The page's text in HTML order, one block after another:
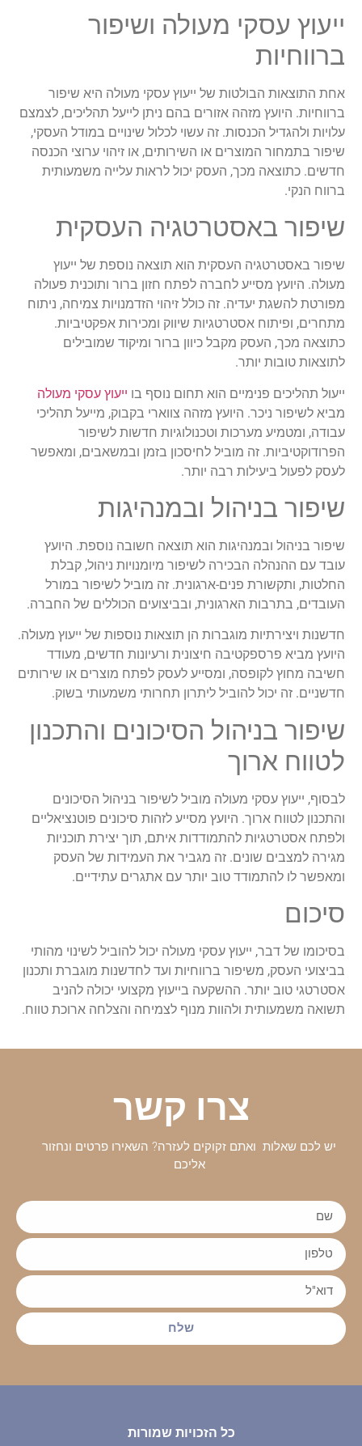
ייעוץ עסקי מעולה ושיפור
ברווחיות
אחת התוצאות הבולטות של ייעוץ עסקי מעולה היא שיפור
ברווחיות. היועץ מזהה אזורים בהם ניתן לייעל תהליכים, לצמצם
עלויות ולהגדיל הכנסות. זה עשוי לכלול שינויים במודל העסקי,
שיפור בתמחור המוצרים או השירותים, או זיהוי ערוצי הכנסה
חדשים. כתוצאה מכך, העסק יכול לראות עלייה משמעותית
ברווח הנקי.
שיפור באסטרטגיה העסקית
שיפור באסטרטגיה העסקית הוא תוצאה נוספת של ייעוץ
מעולה. היועץ מסייע לחברה לפתח חזון ברור ותוכנית פעולה
מפורטת להשגת יעדיה. זה כולל זיהוי הזדמנויות צמיחה, ניתוח
מתחרים, ופיתוח אסטרטגיות שיווק ומכירות אפקטיביות.
כתוצאה מכך, העסק מקבל כיוון ברור ומיקוד שמובילים
לתוצאות טובות יותר.
ייעול תהליכים פנימיים הוא תחום נוסף בו ייעוץ עסקי מעולה
מביא לשיפור ניכר. היועץ מזהה צווארי בקבוק, מייעל תהליכי
עבודה, ומטמיע מערכות וטכנולוגיות חדשות לשיפור
הפרודוקטיביות. זה מוביל לחיסכון בזמן ובמשאבים, ומאפשר
לעסק לפעול ביעילות רבה יותר.
שיפור בניהול ובמנהיגות
שיפור בניהול ובמנהיגות הוא תוצאה חשובה נוספת. היועץ
עובד עם ההנהלה הבכירה לשיפור מיומנויות ניהול, קבלת
החלטות, ותקשורת פנים-ארגונית. זה מוביל לשיפור במורל
העובדים, בתרבות הארגונית, ובביצועים הכוללים של החברה.
חדשנות ויצירתיות מוגברות הן תוצאות נוספות של ייעוץ מעולה.
היועץ מביא פרספקטיבה חיצונית ורעיונות חדשים, מעודד
חשיבה מחוץ לקופסה, ומסייע לעסק לפתח מוצרים או שירותים
חדשניים. זה יכול להוביל ליתרון תחרותי משמעותי בשוק.
שיפור בניהול הסיכונים והתכנון
לטווח ארוך
לבסוף, ייעוץ עסקי מעולה מוביל לשיפור בניהול הסיכונים
והתכנון לטווח ארוך. היועץ מסייע לזהות סיכונים פוטנציאליים
ולפתח אסטרטגיות להתמודדות איתם, תוך יצירת תוכניות
מגירה למצבים שונים. זה מגביר את העמידות של העסק
ומאפשר לו להתמודד טוב יותר עם אתגרים עתידיים.
סיכום
בסיכומו של דבר, ייעוץ עסקי מעולה יכול להוביל לשינוי מהותי
בביצועי העסק, משיפור ברווחיות ועד לחדשנות מוגברת ותכנון
אסטרטגי טוב יותר. ההשקעה בייעוץ מקצועי יכולה להניב
תשואה משמעותית ולהוות מנוף לצמיחה והצלחה ארוכת טווח.
צרו קשר
יש לכם שאלות ואתם זקוקים לעזרה? השאירו פרטים ונחזור
אליכם
שלח
כל הזכויות שמורות